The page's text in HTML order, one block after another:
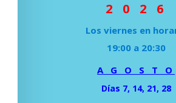
2 0 2 6
Los viernes en
19:00 a 20:30
A G O S T O
Días 7, 14, 21, 28